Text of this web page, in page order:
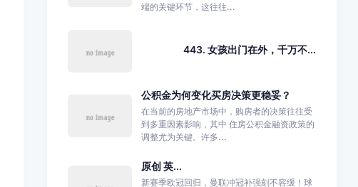
端的关键环节，这往往...
443. 女孩出门在外，千万不...
公积金为何变化买房决策更稳妥？
在当前的房地产市场中，购房者的决策往往受
到多重因素影响，其中 住房公积金融资政策的
调整尤为关键。许多...
原创 英...
新赛季欧冠回归，曼联冲冠补强刻不容缓！球